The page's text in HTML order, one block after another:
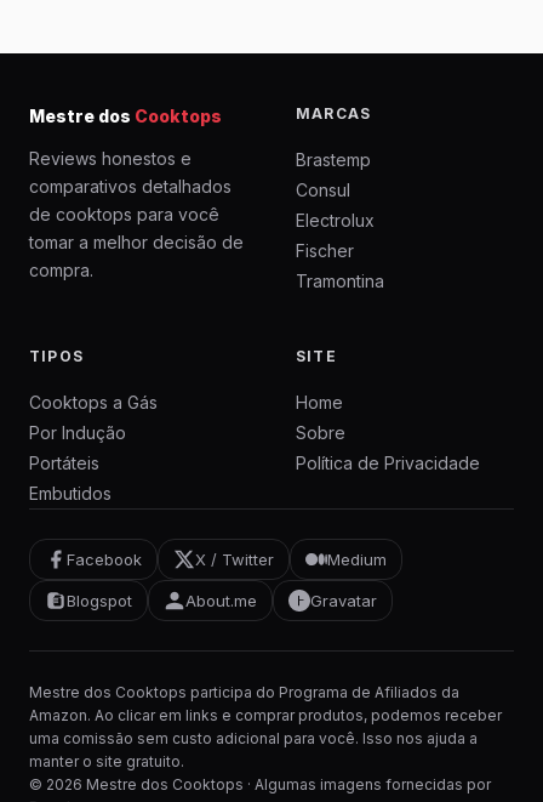
Mestre dos Cooktops
Reviews honestos e
comparativos detalhados
de cooktops para você
tomar a melhor decisão de
compra.
MARCAS
Brastemp
Consul
Electrolux
Fischer
Tramontina
TIPOS
Cooktops a Gás
Por Indução
Portáteis
Embutidos
SITE
Home
Sobre
Política de Privacidade
Facebook X / Twitter Medium
Blogspot About.me Gravatar
Mestre dos Cooktops participa do Programa de Afiliados da
Amazon. Ao clicar em links e comprar produtos, podemos receber
uma comissão sem custo adicional para você. Isso nos ajuda a
manter o site gratuito.
© 2026 Mestre dos Cooktops · Algumas imagens fornecidas por